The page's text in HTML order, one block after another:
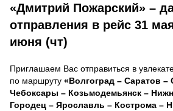
«Дмитрий Пожарский» –
отправления в рейс 31
июня (чт)
Приглашаем Вас отправиться в
по маршруту «Волгоград – Саратов –
Чебоксары – Козьмодемьянск –
Городец – Ярославль – Кострома –